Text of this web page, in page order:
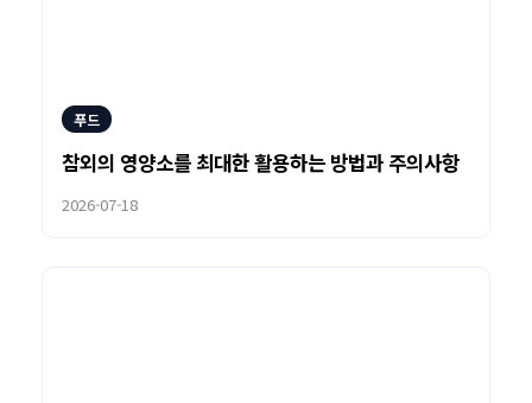
푸드
참외의 영양소를 최대한 활용하는 방법과 주의사항
2026-07-18